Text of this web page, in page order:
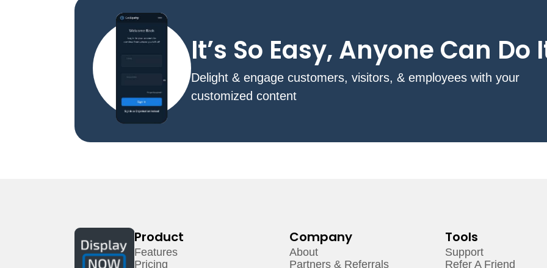
It’s So Easy, Anyone Can Do
Delight & engage customers, visitors, & employees with your
customized content
Product
Features
Pricing
Company
About
Partners & Referrals
Tools
Support
Refer A Friend